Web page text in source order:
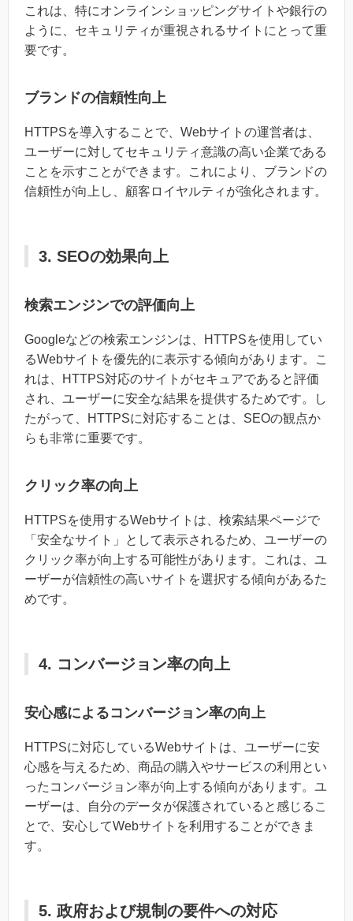
これは、特にオンラインショッピングサイトや銀行の
ように、セキュリティが重視されるサイトにとって重
要です。
ブランドの信頼性向上
HTTPSを導入することで、Webサイトの運営者は、
ユーザーに対してセキュリティ意識の高い企業である
ことを示すことができます。これにより、ブランドの
信頼性が向上し、顧客ロイヤルティが強化されます。
3. SEOの効果向上
検索エンジンでの評価向上
Googleなどの検索エンジンは、HTTPSを使用してい
るWebサイトを優先的に表示する傾向があります。こ
れは、HTTPS対応のサイトがセキュアであると評価
され、ユーザーに安全な結果を提供するためです。し
たがって、HTTPSに対応することは、SEOの観点か
らも非常に重要です。
クリック率の向上
HTTPSを使用するWebサイトは、検索結果ページで
「安全なサイト」として表示されるため、ユーザーの
クリック率が向上する可能性があります。これは、ユ
ーザーが信頼性の高いサイトを選択する傾向があるた
めです。
4. コンバージョン率の向上
安心感によるコンバージョン率の向上
HTTPSに対応しているWebサイトは、ユーザーに安
心感を与えるため、商品の購入やサービスの利用とい
ったコンバージョン率が向上する傾向があります。ユ
ーザーは、自分のデータが保護されていると感じるこ
とで、安心してWebサイトを利用することができま
す。
5. 政府および規制の要件への対応